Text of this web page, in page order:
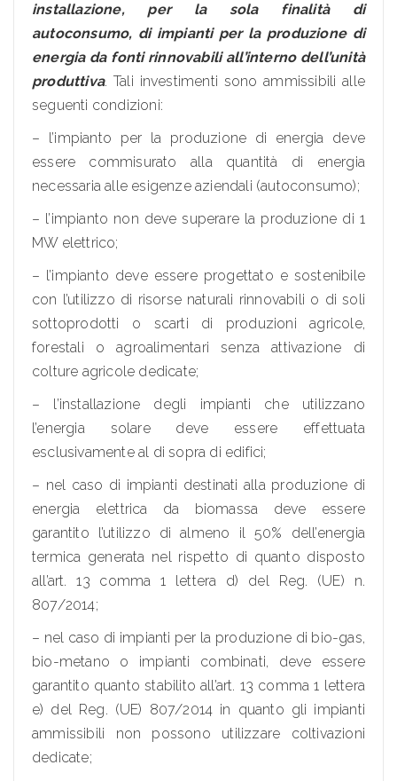
installazione, per la sola finalità di
autoconsumo, di impianti per la produzione di
energia da fonti rinnovabili all’interno dell’unità
produttiva. Tali investimenti sono ammissibili alle
seguenti condizioni:
– l’impianto per la produzione di energia deve
essere commisurato alla quantità di energia
necessaria alle esigenze aziendali (autoconsumo);
– l’impianto non deve superare la produzione di 1
MW elettrico;
– l’impianto deve essere progettato e sostenibile
con l’utilizzo di risorse naturali rinnovabili o di soli
sottoprodotti o scarti di produzioni agricole,
forestali o agroalimentari senza attivazione di
colture agricole dedicate;
– l’installazione degli impianti che utilizzano
l’energia solare deve essere effettuata
esclusivamente al di sopra di edifici;
– nel caso di impianti destinati alla produzione di
energia elettrica da biomassa deve essere
garantito l’utilizzo di almeno il 50% dell’energia
termica generata nel rispetto di quanto disposto
all’art. 13 comma 1 lettera d) del Reg. (UE) n.
807/2014;
– nel caso di impianti per la produzione di bio-gas,
bio-metano o impianti combinati, deve essere
garantito quanto stabilito all’art. 13 comma 1 lettera
e) del Reg. (UE) 807/2014 in quanto gli impianti
ammissibili non possono utilizzare coltivazioni
dedicate;